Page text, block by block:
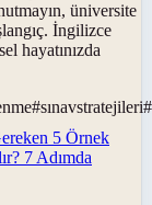
üniversite
İngilizce
hayatınızda
#sınavstratejileri#
5 Örnek
7 Adımda